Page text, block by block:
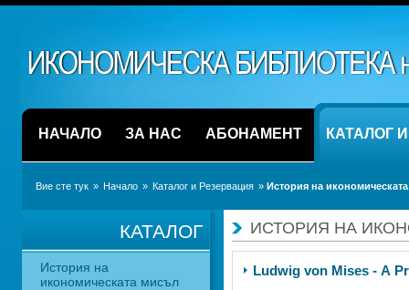
НАЧАЛО ЗА НАС АБОНАМЕНТ КАТАЛОГ
Вие сте тук » Начало » Каталог и Резервация » История на
КАТАЛОГ
История на
икономическата мисъл
ИСТОРИЯ НА
Ludwig von Mises - A